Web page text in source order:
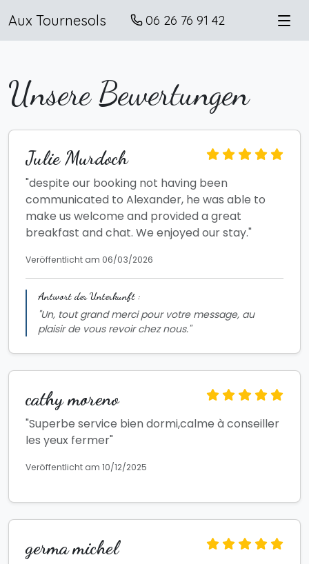
Aux Tournesols 06 26 76 91 42
Unsere Bewertungen
Julie Murdoch
"despite our booking not having been
communicated to Alexander, he was able to
make us welcome and provided a great
breakfast and chat. We enjoyed our stay."
Veröffentlicht am 06/03/2026
Antwort der Unterkunft :
"Un, tout grand merci pour votre message, au
plaisir de vous revoir chez nous."
cathy moreno
"Superbe service bien dormi,calme à conseiller
les yeux fermer"
Veröffentlicht am 10/12/2025
germa michel